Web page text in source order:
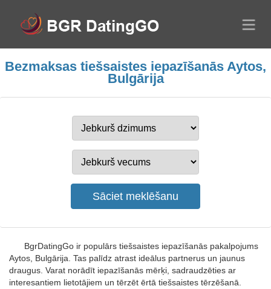
Bezmaksas tiešsaistes iepazīšanās Aytos,
Bulgārija
BgrDatingGo ir populārs tiešsaistes iepazīšanās pakalpojums
Aytos, Bulgārija. Tas palīdz atrast ideālus partnerus un jaunus
draugus. Varat norādīt iepazīšanās mērķi, sadraudzēties ar
interesantiem lietotājiem un tērzēt ērtā tiešsaistes tērzēšanā.